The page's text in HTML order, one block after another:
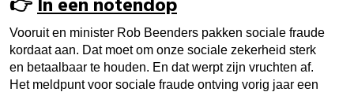
👉In een notendop
Vooruit en minister Rob Beenders pakken sociale fraude
kordaat aan. Dat moet om onze sociale zekerheid sterk
en betaalbaar te houden. En dat werpt zijn vruchten af.
Het meldpunt voor sociale fraude ontving vorig jaar een